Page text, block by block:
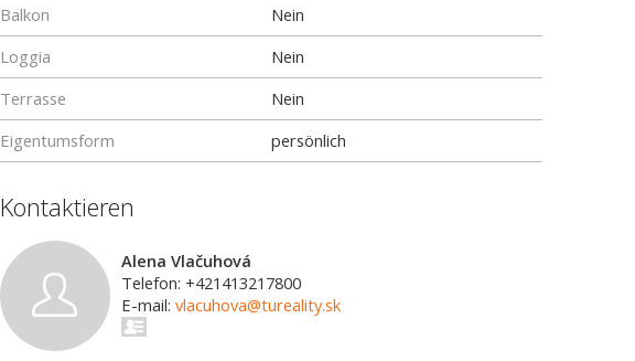
Balkon
Nein
Loggia
Nein
Terrasse
Nein
Eigentumsform
persönlich
Kontaktieren
Alena Vlačuhová
Telefon: +421413217800
E-mail: vlacuhova@tureality.sk